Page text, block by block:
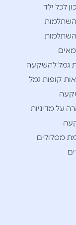
לכל ילד
גמל להשקעה
קופות גמל
על מדיניות
מסלולים